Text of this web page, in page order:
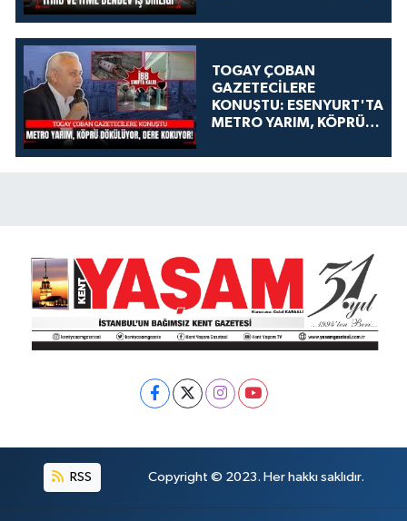
TOGAY ÇOBAN
GAZETECİLERE
KONUŞTU: ESENYURT'TA
METRO YARIM, KÖPRÜ
KOKUYOR!
RSS Copyright © 2023. Her hakkı saklıdır.